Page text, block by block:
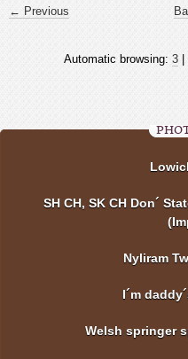
← Previous
Automatic browsing: 3|
SH CH, SK CH Don´
Nyliram
I´m
Welsh springer